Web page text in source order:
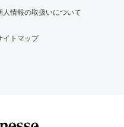
人情報の取扱いについて
イトマップ